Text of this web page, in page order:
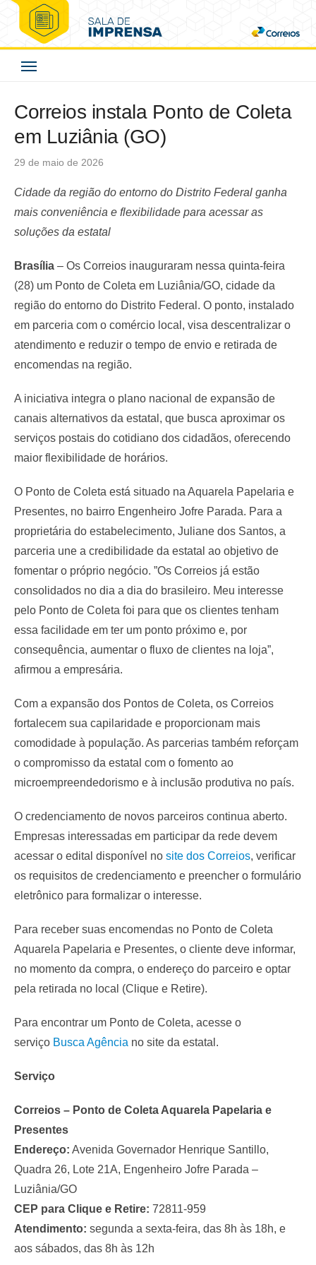
Skip
content
Correios - Sala de
Correios instala Ponto de Coleta
em Luziânia (GO)
Posted
29 de maio de 2026
Cidade da região do entorno do Distrito Federal ganha
mais conveniência e flexibilidade para acessar as
soluções da estatal
Brasília – Os Correios inauguraram nessa quinta-feira
(28) um Ponto de Coleta em Luziânia/GO, cidade da
região do entorno do Distrito Federal. O ponto, instalado
em parceria com o comércio local, visa descentralizar o
atendimento e reduzir o tempo de envio e retirada de
encomendas na região.
​A iniciativa integra o plano nacional de expansão de
canais alternativos da estatal, que busca aproximar os
serviços postais do cotidiano dos cidadãos, oferecendo
maior flexibilidade de horários.
​O Ponto de Coleta está situado na Aquarela Papelaria e
Presentes, no bairro Engenheiro Jofre Parada. Para a
proprietária do estabelecimento, Juliane dos Santos, a
parceria une a credibilidade da estatal ao objetivo de
fomentar o próprio negócio. ​”Os Correios já estão
consolidados no dia a dia do brasileiro. Meu interesse
pelo Ponto de Coleta foi para que os clientes tenham
essa facilidade em ter um ponto próximo e, por
consequência, aumentar o fluxo de clientes na loja”,
afirmou a empresária.
​Com a expansão dos Pontos de Coleta, os Correios
fortalecem sua capilaridade e proporcionam mais
comodidade à população. As parcerias também reforçam
o compromisso da estatal com o fomento ao
microempreendedorismo e à inclusão produtiva no país.
​O credenciamento de novos parceiros continua aberto.
Empresas interessadas em participar da rede devem
acessar o edital disponível no site dos Correios, verificar
os requisitos de credenciamento e preencher o formulário
eletrônico para formalizar o interesse.
Para receber suas encomendas no Ponto de Coleta
Aquarela Papelaria e Presentes, o cliente deve informar,
no momento da compra, o endereço do parceiro e optar
pela retirada no local (Clique e Retire).
Para encontrar um Ponto de Coleta, acesse o
serviço Busca Agência no site da estatal.
Serviço
Correios – Ponto de Coleta Aquarela Papelaria e
Presentes
Endereço: Avenida Governador Henrique Santillo,
Quadra 26, Lote 21A, Engenheiro Jofre Parada –
Luziânia/GO
CEP para Clique e Retire: 72811-959
Atendimento: segunda a sexta-feira, das 8h às 18h, e
aos sábados, das 8h às 12h